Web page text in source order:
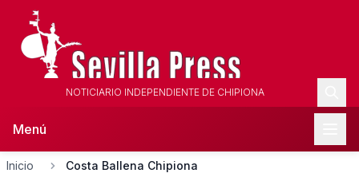
NOTICIARIO INDEPENDIENTE DE CHIPIONA
Menú
Inicio Costa Ballena Chipiona